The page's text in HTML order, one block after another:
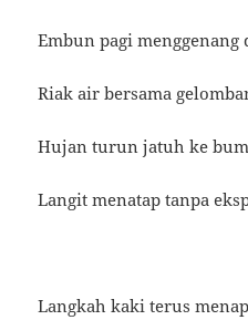
Embun pagi
Riak air bersama
Hujan turun jatuh ke
Langit menatap tanpa
Langkah kaki terus